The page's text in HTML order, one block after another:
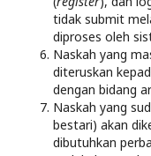
tidak submit
diproses oleh
Naskah yang
diteruskan
dengan bidang
Naskah yang
bestari) akan
dibutuhkan